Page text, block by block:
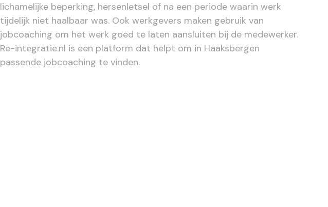
lichamelijke beperking, hersenletsel of na een periode waarin werk
tijdelijk niet haalbaar was. Ook werkgevers maken gebruik van
jobcoaching om het werk goed te laten aansluiten bij de medewerker.
Re-integratie.nl is een platform dat helpt om in Haaksbergen
passende jobcoaching te vinden.